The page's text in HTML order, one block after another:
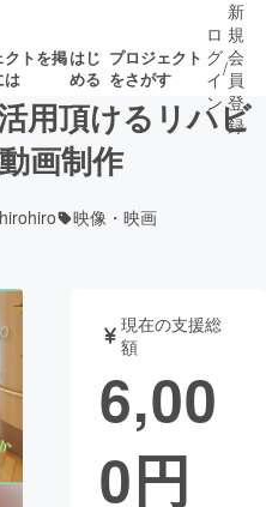
クトを掲
は
はじ
める
プロジェクト
をさがす
募集終了が近いプ
ロジェクト
音楽
ット ゲーム・サ
書籍・雑誌
ロ
グ
イ
ン
/
新
規
会
員
登
録
用頂けるリハビ
画制作
映像・映画
現在の支援総
額
6,00
0円